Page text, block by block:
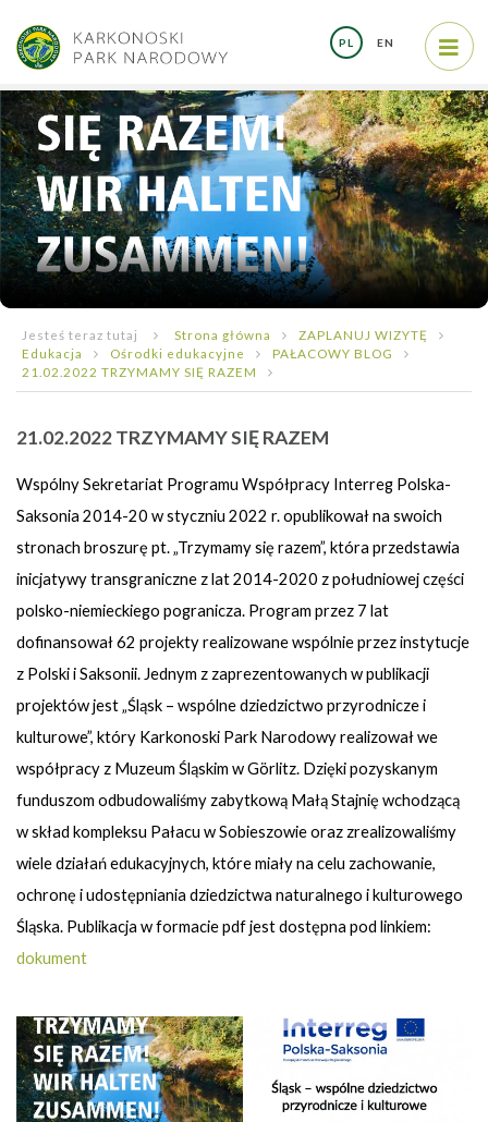
PL EN
Jesteś teraz tutaj Strona główna
ZAPLANUJ WIZYTĘ
Edukacja
Ośrodki edukacyjne
PAŁACOWY BLOG
21.02.2022 TRZYMAMY SIĘ RAZEM
21.02.2022 TRZYMAMY SIĘ RAZEM
Wspólny Sekretariat Programu Współpracy Interreg Polska-
Saksonia 2014-20 w styczniu 2022 r. opublikował na swoich
stronach broszurę pt. „Trzymamy się razem”, która przedstawia
inicjatywy transgraniczne z lat 2014-2020 z południowej części
polsko-niemieckiego pogranicza. Program przez 7 lat
dofinansował 62 projekty realizowane wspólnie przez instytucje
z Polski i Saksonii. Jednym z zaprezentowanych w publikacji
projektów jest „Śląsk – wspólne dziedzictwo przyrodnicze i
kulturowe”, który Karkonoski Park Narodowy realizował we
współpracy z Muzeum Śląskim w Görlitz. Dzięki pozyskanym
funduszom odbudowaliśmy zabytkową Małą Stajnię wchodzącą
w skład kompleksu Pałacu w Sobieszowie oraz zrealizowaliśmy
wiele działań edukacyjnych, które miały na celu zachowanie,
ochronę i udostępniania dziedzictwa naturalnego i kulturowego
Śląska. Publikacja w formacie pdf jest dostępna pod linkiem:
dokument